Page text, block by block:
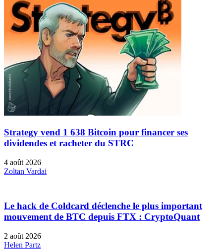
Strategy vend 1 638 Bitcoin pour financer ses
dividendes et racheter du STRC
4 août 2026
Zoltan Vardai
Le hack de Coldcard déclenche le plus important
mouvement de BTC depuis FTX : CryptoQuant
2 août 2026
Helen Partz